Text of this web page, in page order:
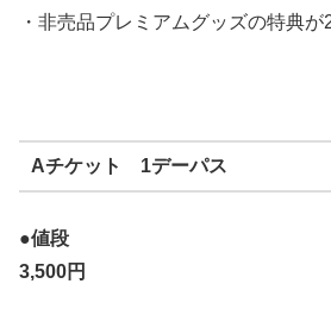
・非売品プレミアムグッズの特典
Aチケット 1デーパス
●値段
3,500円